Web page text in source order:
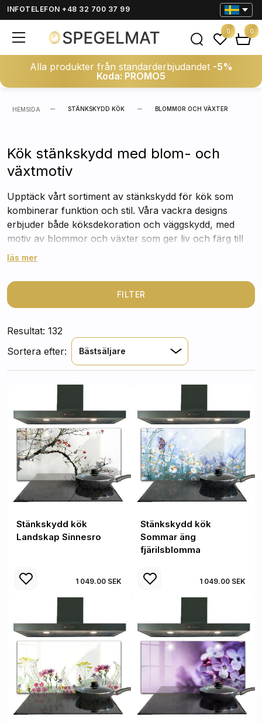
INFOTELEFON +48 32 700 37 99
Alla produkter från standarderbjudandet -5%
Koda: PROMO5
0 0
HEMSIDA STÄNKSKYDD KÖK BLOMMOR OCH VÄXTER
Kök stänkskydd med blom- och
växtmotiv
Upptäck vårt sortiment av stänkskydd för kök som
kombinerar funktion och stil. Våra vackra designs
erbjuder både köksdekoration och väggskydd, med
motiv av blommor och växter som ger liv och färg till
din matlagningsplats. Välj bland kök stänkskydd med
köksmiljö.
läs mer
FILTER
Resultat: 132
Sortera efter:
Bästsäljare
Stänkskydd kök
Landskap Sinnesro
1 049.00 SEK
Stänkskydd kök
Sommar äng
fjärilsblomma
1 049.00 SEK